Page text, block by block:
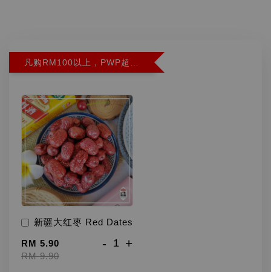
新疆大红枣 Red Dates
RM 5.90
RM 9.90
- +